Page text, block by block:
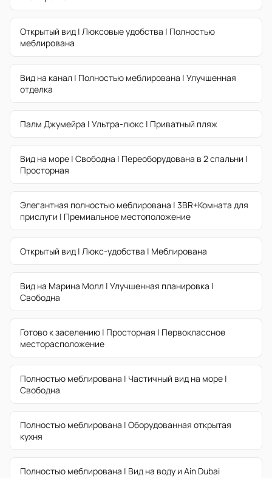
Открытый вид | Люксовые удобства | Полностью
меблирована
Вид на канал | Полностью меблирована | Улучшенная
отделка
Палм Джумейра | Ультра-люкс | Приватный пляж
Вид на море | Свободна | Переоборудована в 2 спальни |
Просторная
Элегантная полностью меблирована | 3BR+Комната для
прислуги | Премиальное местоположение
Открытый вид | Люкс-удобства | Меблирована
Вид на Марина Молл | Улучшенная планировка |
Свободна
Готово к заселению | Просторная | Первоклассное
месторасположение
Полностью меблирована | Частичный вид на море |
Свободна
Полностью меблирована | Оборудованная открытая
кухня
Полностью меблирована | Вид на воду и Ain Dubai